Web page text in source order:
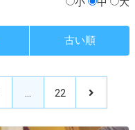
古い順
… 22